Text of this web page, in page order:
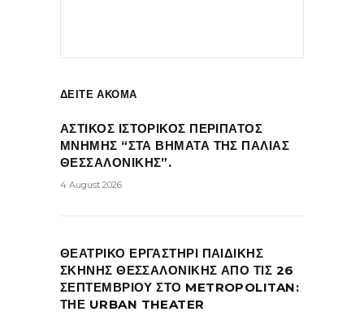
ΔΕΙΤΕ ΑΚΟΜΑ
ΑΣΤΙΚΟΣ ΙΣΤΟΡΙΚΟΣ ΠΕΡΙΠΑΤΟΣ
ΜΝΗΜΗΣ “ΣΤΑ ΒΗΜΑΤΑ ΤΗΣ ΠΑΛΙΑΣ
ΘΕΣΣΑΛΟΝΙΚΗΣ”.
4 August 2026
ΘΕΑΤΡΙΚΟ ΕΡΓΑΣΤΗΡΙ ΠΑΙΔΙΚΗΣ
ΣΚΗΝΗΣ ΘΕΣΣΑΛΟΝΙΚΗΣ ΑΠΟ ΤΙΣ 26
ΣΕΠΤΕΜΒΡΙΟΥ ΣΤΟ METROPOLITAN:
ΤΗΕ URBAN THEATER